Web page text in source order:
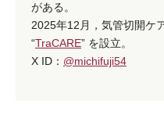
がある。
2025年12月，気管切開ケ
“TraCARE” を設立。
X ID： @michifuji54